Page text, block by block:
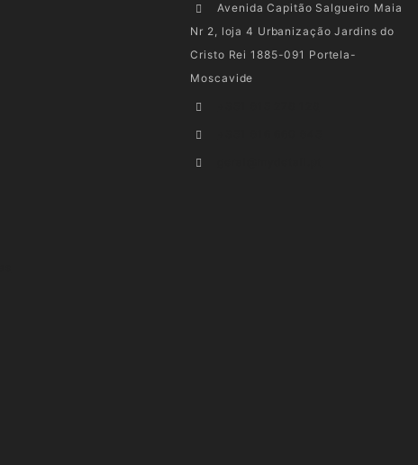
Avenida Capitão Salgueiro Maia
Nr 2, loja 4 Urbanização Jardins do
Cristo Rei 1885-091 Portela-
Moscavide